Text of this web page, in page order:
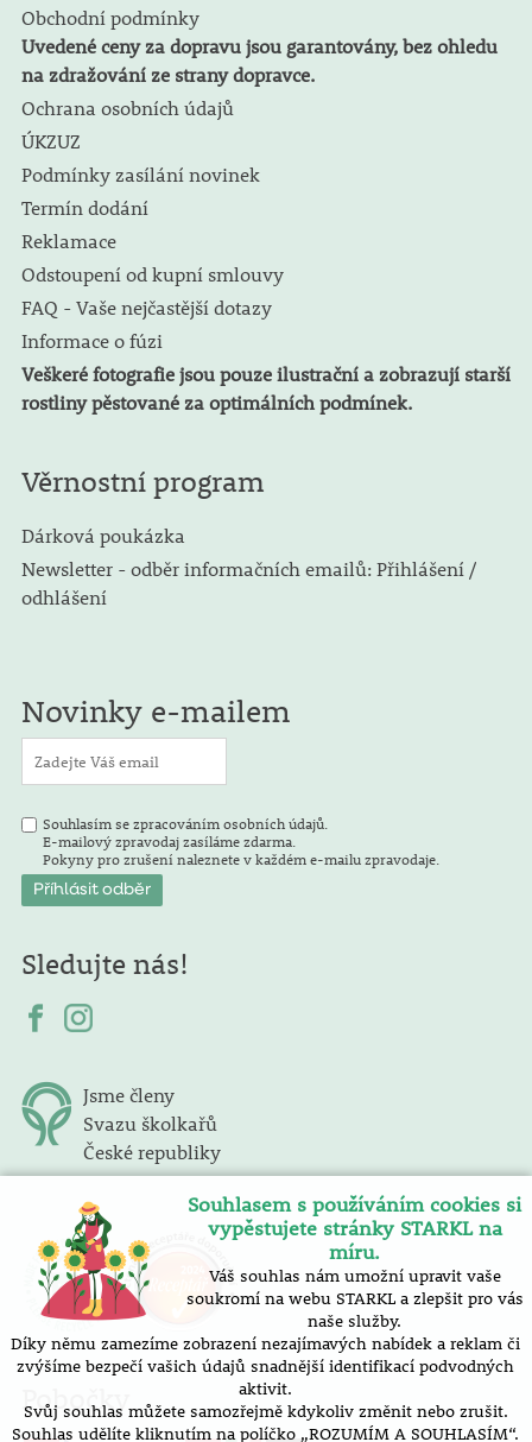
Obchodní podmínky
Uvedené ceny za dopravu jsou garantovány, bez ohledu
na zdražování ze strany dopravce.
Ochrana osobních údajů
ÚKZUZ
Podmínky zasílání novinek
Termín dodání
Reklamace
Odstoupení od kupní smlouvy
FAQ - Vaše nejčastější dotazy
Informace o fúzi
Veškeré fotografie jsou pouze ilustrační a zobrazují starší
rostliny pěstované za optimálních podmínek.
Věrnostní program
Dárková poukázka
Newsletter - odběr informačních emailů: Přihlášení /
odhlášení
Novinky e-mailem
Souhlasím se zpracováním osobních údajů.
E-mailový zpravodaj zasíláme zdarma.
Pokyny pro zrušení naleznete v každém e-mailu zpravodaje.
Sledujte nás!
Jsme členy
Svazu školkařů
České republiky
Pobočky
Souhlasem s používáním cookies si
vypěstujete stránky STARKL na
míru.
Váš souhlas nám umožní upravit vaše
soukromí na webu STARKL a zlepšit pro vás
naše služby.
Díky němu zamezíme zobrazení nezajímavých nabídek a reklam či
zvýšíme bezpečí vašich údajů snadnější identifikací podvodných
aktivit.
Svůj souhlas můžete samozřejmě kdykoliv změnit nebo zrušit.
Souhlas udělíte kliknutím na políčko „ROZUMÍM A SOUHLASÍM“.